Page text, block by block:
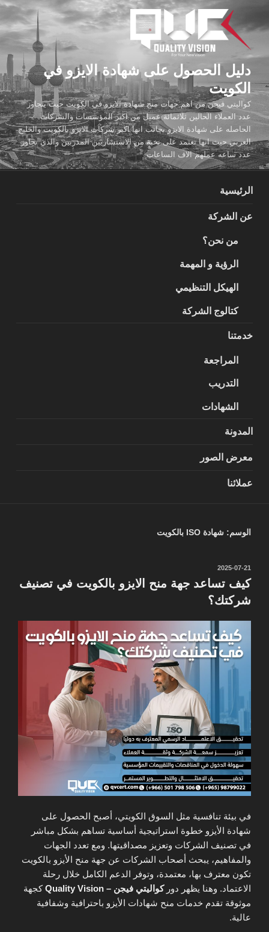
المحتوى
دليل الحصول على شهادة الايزو في
الكويت
كواليتي فيجن من اهم جهات منح شهادة الايزو في الكويت حيث يتجاوز
عدد العملاء الحالين ثلاثمائة عميل من اكبر المؤسسات والشركات
الحاصله على شهادة الايزو بجانب انها اكبر شركات الايزو بالكويت والخليج
العربي حيث انها تعتمد على نخبة من الاستشاريين المدربين والذي تجاوز
عدد ساعه عملهم الاف الساعات
الرئيسية
عن الشركة
من نحن؟
الرؤية و المهمة
الهيكل التنظيمي
كتالوج الشركة
خدمتنا
المراجعة
التدريب
الشهادات
المدونة
معرض الصور
عملائنا
الوسم: شهادة ISO بالكويت
نُشر
في
2025-07-21
كيف تساعد جهة منح الايزو بالكويت في تصنيف
شركتك؟
في بيئة تنافسية مثل السوق الكويتي، أصبح الحصول على
شهادة الأيزو خطوة استراتيجية أساسية تساهم بشكل مباشر
في تصنيف الشركات وتعزيز مصداقيتها. ومع تعدد الجهات
والمفاهيم، يبحث أصحاب الشركات عن جهة منح الأيزو بالكويت
تكون معترف بها، معتمدة، وتوفر الدعم الكامل خلال رحلة
الاعتماد. وهنا يظهر دوركواليتي فيجن – Quality Vision
كجهة
موثوقة تقدم خدمات منح شهادات الأيزو باحترافية وشفافية
عالية.